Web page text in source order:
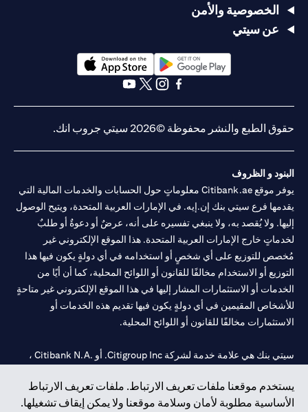
يستخدم موقعنا ملفات تعريف الارتباط. ملفات تعريف الارتباط
الأساسية مطلوبة لأمان وسلامة موقعنا ولا يمكن إيقاف تشغيلها.
الخصوصية والأمن
عن سيتي
(opens in a new tab)
حقوق الطبع والنشر محفوظة ©2026 سيتي جروب انك.
البنود و الظروف
يوفر موقع Citibank.ae معلوماتٍ حول الحسابات والخدمات المالية التي
يقدمها فرع سيتي بنك إن.إيه. في الإمارات العربية المتحدة، ويتيح الوصول
إليها. ولا يُقصد به، ولا ينبغي تفسيره على أنه، عرضٌ أو دعوةٌ أو طلبٌ
لخدماتٍ خارج الإمارات العربية المتحدة. هذا الموقع الإلكتروني غير
مُخصص للتوزيع على أي شخصٍ أو استخدامه في أي دولةٍ يكون فيها هذا
التوزيع أو الاستخدام مخالفًا للقانون أو اللوائح المحلية، كما أن أيًا من
الخدمات أو الاستثمارات المشار إليها في هذا الموقع الإلكتروني غير متاحةٍ
للأشخاص المقيمين في أي دولةٍ يكون فيها تقديم هذه الخدمات أو
الاستثمارات مخالفًا للقانون أو اللوائح المحلية.
سيتي بنك هي علامة خدمة لشركة Citigroup Inc. أو .Citibank N.A ،
سيتي بنك إن. إيه. الإمارات مسجل لدى مصرف الإمارات المركزي تحت